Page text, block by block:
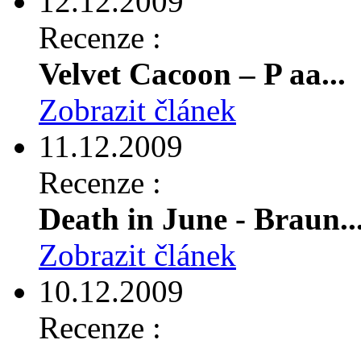
Recenze :
Velvet Cacoon – P aa...
Zobrazit článek
11.12.2009
Recenze :
Death in June -
Zobrazit článek
10.12.2009
Recenze :